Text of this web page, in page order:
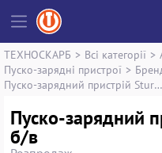
ТЕХНОСКАРБ > Всі категорії >
Пуско-зарядні пристрої >
Пуско-зарядний пристрій Sturm bc8060
Пуско-зарядний
б/в